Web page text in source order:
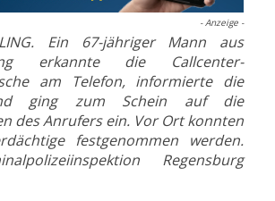
- Anzeige -
Ein 67-jähriger Mann aus
erkannte die Callcenter-
am Telefon, informierte die
ging zum Schein auf die
des Anrufers ein. Vor Ort konnten
festgenommen werden.
Regensburg